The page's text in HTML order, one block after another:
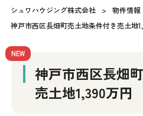
シュワハウジング株式会社 > 物件情報
神戸市西区長畑町売土地条件付き売土地
NEW
神戸市西区長畑
売土地1,390万円